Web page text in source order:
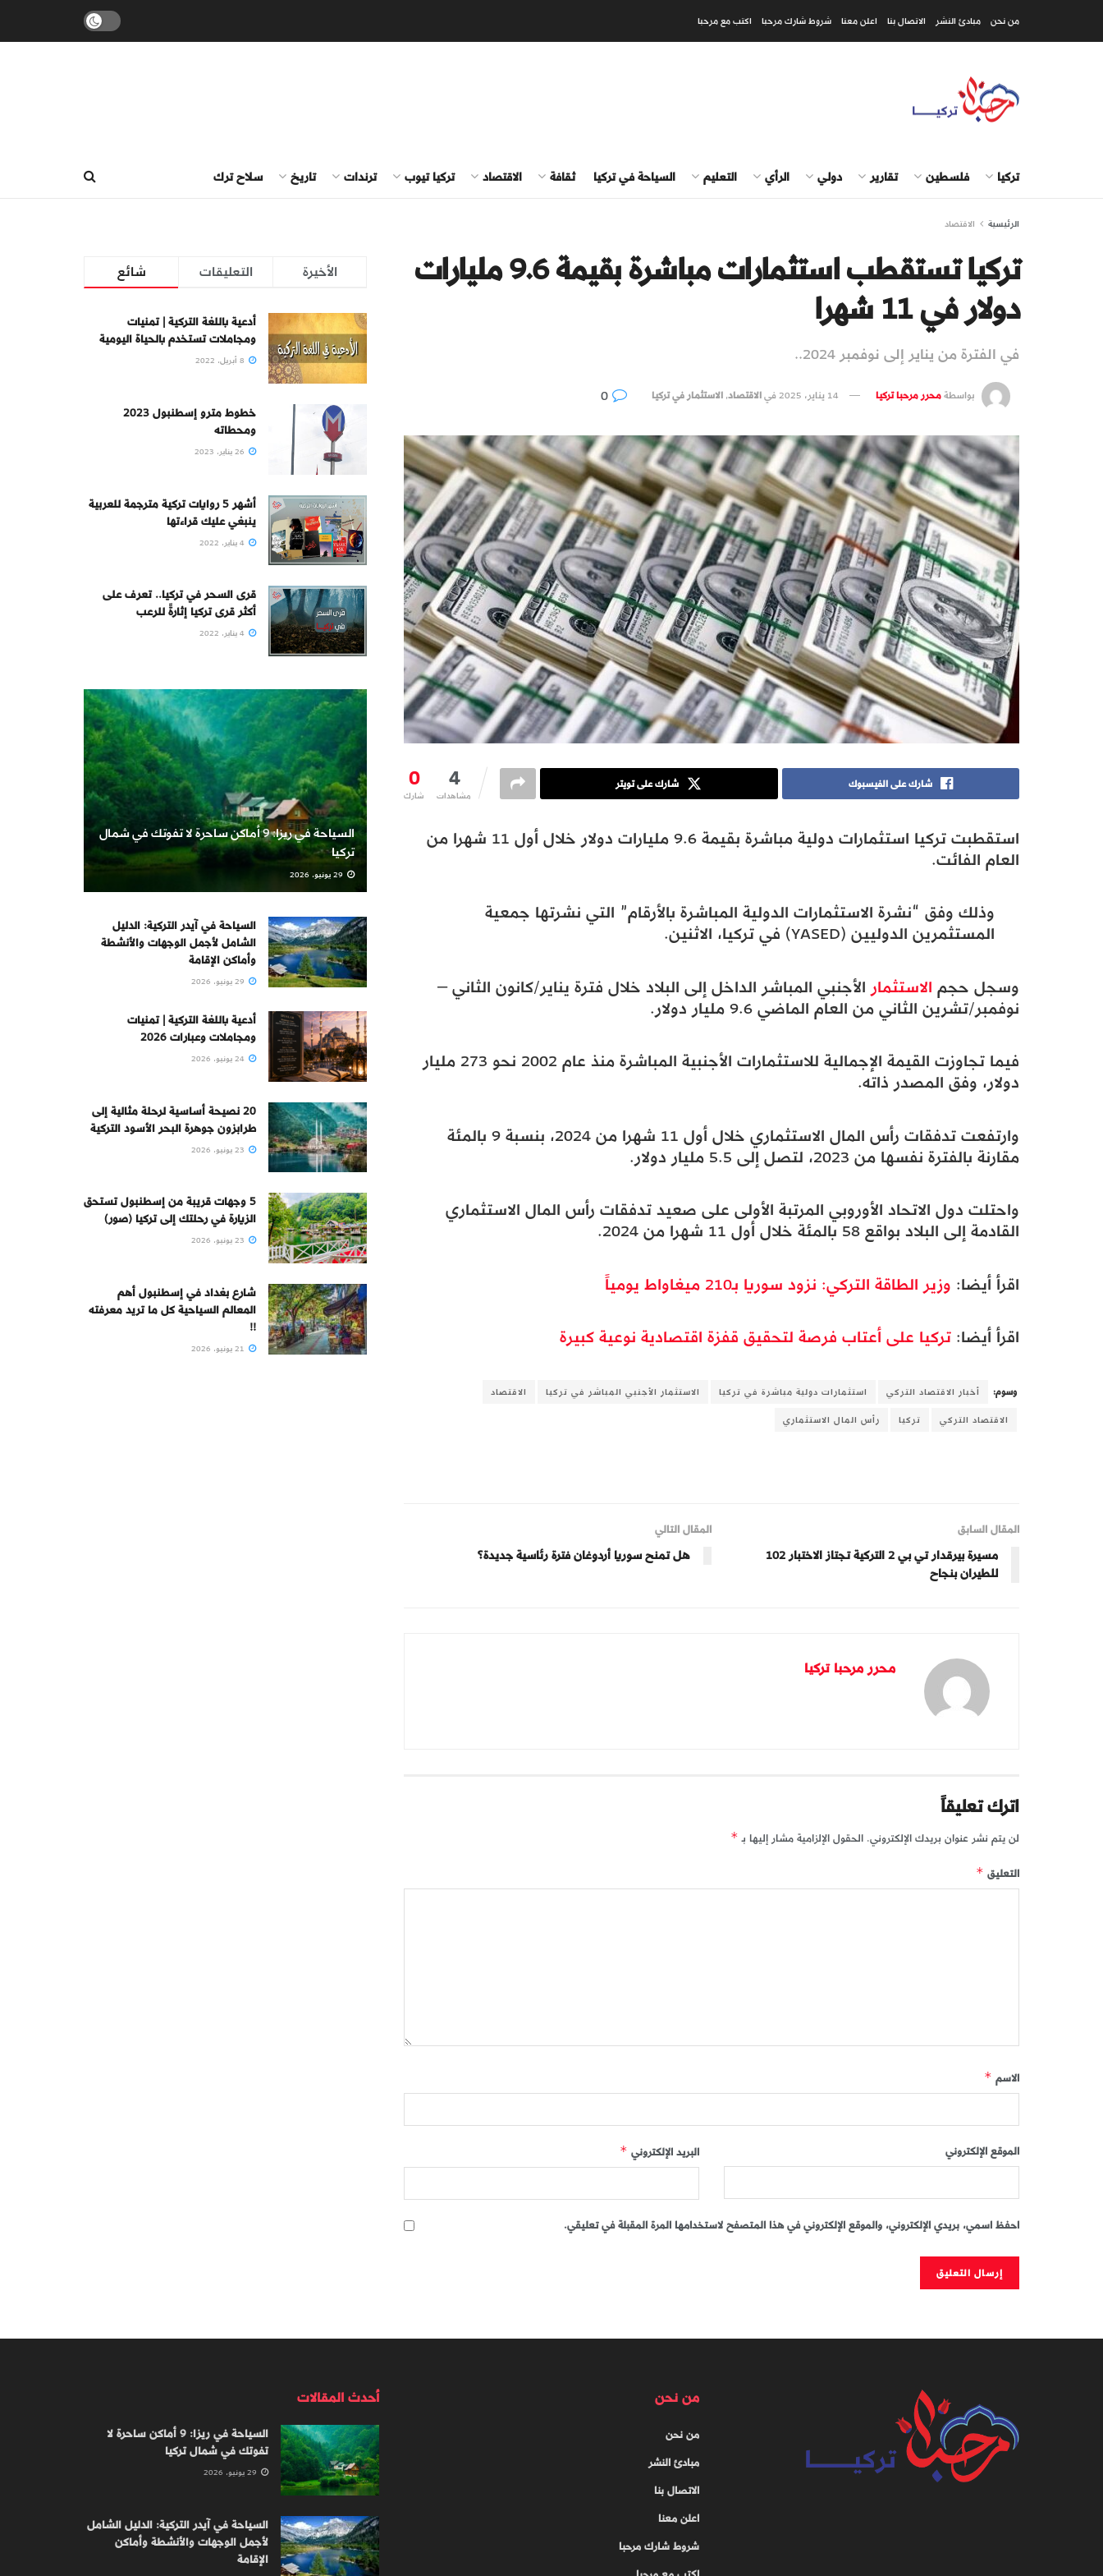
من نحن مبادئ النشر الاتصال بنا اعلن معنا شروط شارك مرحبا اكتب مع مرحبا
تركيا فلسطين تقارير دولي الرأي التعليم السياحة في تركيا ثقافة الاقتصاد تركيا تيوب ترندات تاريخ سلاح ترك
الرئيسية الاقتصاد
تركيا تستقطب استثمارات مباشرة بقيمة 9.6 مليارات
دولار في 11 شهرا
في الفترة من يناير إلى نوفمبر 2024..
بواسطةمحرر مرحبا تركيا 14 يناير، 2025 فيالاقتصاد,الاستثمار في تركيا
0
شارك 4
مشاهدات
شارك على الفيسبوك شارك على تويتر
استقطبت تركيا استثمارات دولية مباشرة بقيمة 9.6 مليارات دولار خلال أول 11 شهرا من
العام الفائت.
وذلك وفق “نشرة الاستثمارات الدولية المباشرة بالأرقام” التي نشرتها جمعية
المستثمرين الدوليين (YASED) في تركيا، الاثنين.
وسجل حجمالاستثمارالأجنبي المباشر الداخل إلى البلاد خلال فترة يناير/كانون الثاني –
نوفمبر/تشرين الثاني من العام الماضي 9.6 مليار دولار.
فيما تجاوزت القيمة الإجمالية للاستثمارات الأجنبية المباشرة منذ عام 2002 نحو 273 مليار
دولار، وفق المصدر ذاته.
وارتفعت تدفقات رأس المال الاستثماري خلال أول 11 شهرا من 2024، بنسبة 9 بالمئة
مقارنة بالفترة نفسها من 2023، لتصل إلى 5.5 مليار دولار.
واحتلت دول الاتحاد الأوروبي المرتبة الأولى على صعيد تدفقات رأس المال الاستثماري
القادمة إلى البلاد بواقع 58 بالمئة خلال أول 11 شهرا من 2024.
اقرأ أيضا: وزير الطاقة التركي: نزود سوريا بـ210 ميغاواط يومياً
اقرأ أيضا:تركيا على أعتاب فرصة لتحقيق قفزة اقتصادية نوعية كبيرة
وسوم: أخبار الاقتصاد التركي استثمارات دولية مباشرة في تركيا الاستثمار الأجنبي المباشر في تركيا
الاقتصاد
الاقتصاد التركي
تركيا رأس المال الاستثماري
المقال السابق
مسيرة بيرقدار تي بي 2 التركية تجتاز الاختبار 102
للطيران بنجاح
المقال التالي
هل تمنح سوريا أردوغان فترة رئاسية جديدة؟
محرر مرحبا تركيا
اترك تعليقاً
لن يتم نشر عنوان بريدك الإلكتروني. الحقول الإلزامية مشار إليها بـ *
التعليق *
الاسم *
البريد الإلكتروني * الموقع الإلكتروني
احفظ اسمي، بريدي الإلكتروني، والموقع الإلكتروني في هذا المتصفح لاستخدامها المرة المقبلة في تعليقي.
شائع التعليقات الأخيرة
أدعية باللغة التركية | تمنيات
ومجاملات تستخدم بالحياة اليومية
خطوط مترو إسطنبول 2023
ومحطاته
أشهر 5 روايات تركية مترجمة للعربية
ينبغي عليك قراءتها
قرى السحر في تركيا.. تعرف على
أكثر قرى تركيا إثارةً للرعب
السياحة في ريزا: 9 أماكن ساحرة لا تفوتك في شمال
تركيا
السياحة في آيدر التركية: الدليل
الشامل لأجمل الوجهات والأنشطة
وأماكن الإقامة
أدعية باللغة التركية | تمنيات
ومجاملات وعبارات 2026
20 نصيحة أساسية لرحلة مثالية إلى
طرابزون جوهرة البحر الأسود التركية
5 وجهات قريبة من إسطنبول تستحق
الزيارة في رحلتك إلى تركيا (صور)
شارع بغداد في إسطنبول أهم
المعالم السياحية كل ما تريد معرفته
!!
من نحن
من نحن
مبادئ النشر
الاتصال بنا
اعلن معنا
شروط شارك مرحبا
أحدث المقالات
السياحة في ريزا: 9 أماكن ساحرة لا
تفوتك في شمال تركيا
السياحة في آيدر التركية: الدليل الشامل
لأجمل الوجهات والأنشطة وأماكن
الإقامة